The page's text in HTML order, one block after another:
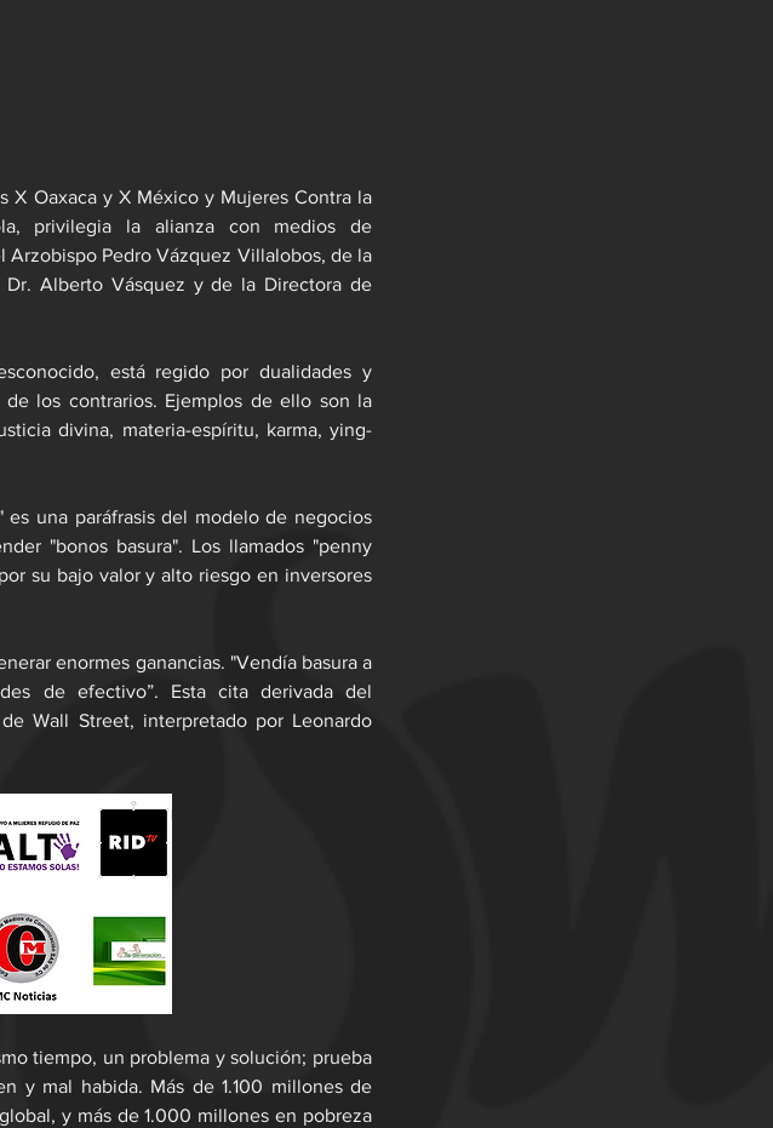
X Oaxaca y X México y Mujeres Contra la
privilegia la alianza con medios de
Pedro Vázquez Villalobos, de la
Dr. Alberto Vásquez y de la Directora de
está regido por dualidades y
los contrarios. Ejemplos de ello son la
divina, materia-espíritu, karma, ying-
es una paráfrasis del modelo de negocios
"bonos basura". Los llamados "penny
su bajo valor y alto riesgo en inversores
enormes ganancias. "Vendía basura a
de efectivo”. Esta cita derivada del
Wall Street, interpretado por Leonardo
tiempo, un problema y solución; prueba
y mal habida. Más de 1.100 millones de
y más de 1.000 millones en pobreza